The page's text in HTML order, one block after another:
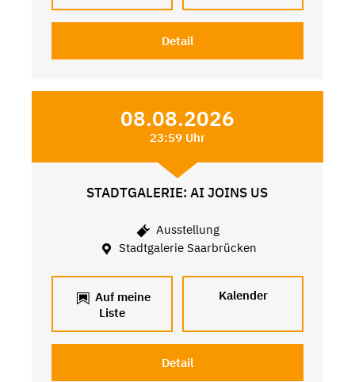
Detail
08.08.2026
23:59 Uhr
STADTGALERIE: AI JOINS US
Ausstellung
Stadtgalerie Saarbrücken
Auf meine
Liste
Kalender
Detail